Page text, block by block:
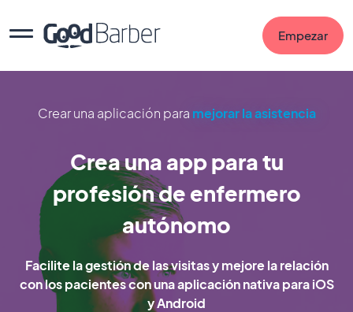
Empezar
Crear una aplicación para mejorar la asistencia
Crea una app para tu
profesión de enfermero
autónomo
Facilite la gestión de las visitas y mejore la relación
con los pacientes con una aplicación nativa para iOS
y Android